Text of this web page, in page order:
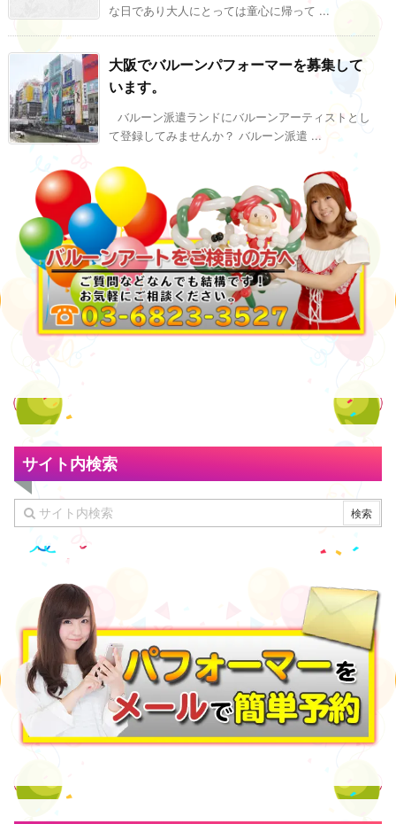
な日であり大人にとっては童心に帰って ...
大阪でバルーンパフォーマーを募集して
います。
バルーン派遣ランドにバルーンアーティストとし
て登録してみませんか？ バルーン派遣 ...
サイト内検索